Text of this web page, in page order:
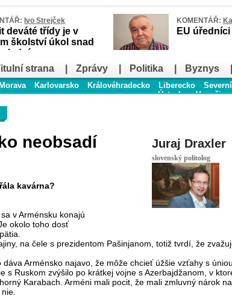
Ivo Strejček
deváté třídy je v
školství úkol snad
KOMENTÁŘ:
EU
strana Zprávy Politika Byznys
Karlovarsko Královéhradecko Liberecko
Ústecko
Vysočina
Juraj Draxler
slovenský politolog
neobsadí
kavárna?
v Arménsku konajú
okolo toho dosť
na čele s prezidentom Pašinjanom, totiž tvrdí, že
dáva Arménsko najavo, že môže chcieť úžšie vzťahy s úniou.
s Ruskom zvýšilo po krátkej vojne s Azerbajdžanom, v
Karabach. Arméni mali pocit, že mali zmluvný nárok